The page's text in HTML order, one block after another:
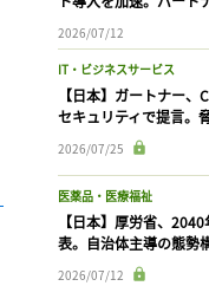
2026/07/12
IT・ビジネスサービス
【日本】ガートナー
セキュリティで提言。
2026/07/25
医薬品・医療福祉
【日本】厚労省、
表。自治体主導の態勢
2026/07/12